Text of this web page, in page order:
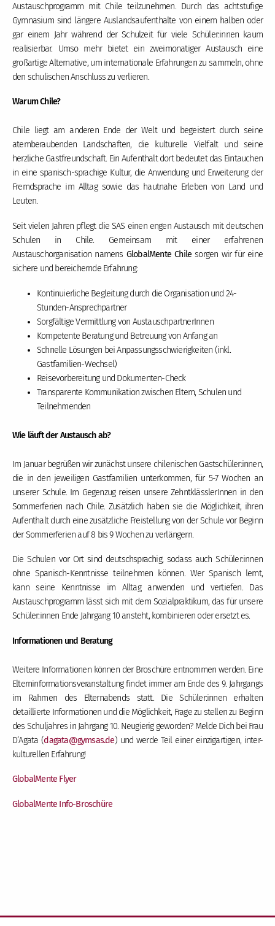
Austauschprogramm mit Chile teilzunehmen. Durch das achtstufige
Gymnasium sind längere Auslandsaufenthalte von einem halben oder
gar einem Jahr während der Schulzeit für viele Schüler:innen kaum
realisierbar. Umso mehr bietet ein zweimonatiger Austausch eine
großartige Alternative, um internationale Erfahrungen zu sammeln, ohne
den schulischen Anschluss zu verlieren.
Warum Chile?
Chile liegt am anderen Ende der Welt und begeistert durch seine
atemberaubenden Landschaften, die kulturelle Vielfalt und seine
herzliche Gastfreundschaft. Ein Aufenthalt dort bedeutet das Eintauchen
in eine spanisch-sprachige Kultur, die Anwendung und Erweiterung der
Fremdsprache im Alltag sowie das hautnahe Erleben von Land und
Leuten.
Seit vielen Jahren pflegt die SAS einen engen Austausch mit deutschen
Schulen in Chile. Gemeinsam mit einer erfahrenen
Austauschorganisation namens GlobalMente Chile sorgen wir für eine
sichere und bereichernde Erfahrung:
Kontinuierliche Begleitung durch die Organisation und 24-
Stunden-Ansprechpartner
Sorgfältige Vermittlung von AustauschpartnerInnen
Kompetente Beratung und Betreuung von Anfang an
Schnelle Lösungen bei Anpassungsschwierigkeiten (inkl.
Gastfamilien-Wechsel)
Reisevorbereitung und Dokumenten-Check
Transparente Kommunikation zwischen Eltern, Schulen und
Teilnehmenden
Wie läuft der Austausch ab?
Im Januar begrüßen wir zunächst unsere chilenischen Gastschüler:innen,
die in den jeweiligen Gastfamilien unterkommen, für 5-7 Wochen an
unserer Schule. Im Gegenzug reisen unsere ZehntklässlerInnen in den
Sommerferien nach Chile. Zusätzlich haben sie die Möglichkeit, ihren
Aufenthalt durch eine zusätzliche Freistellung von der Schule vor Beginn
der Sommerferien auf 8 bis 9 Wochen zu verlängern.
Die Schulen vor Ort sind deutschsprachig, sodass auch Schüler:innen
ohne Spanisch-Kenntnisse teilnehmen können. Wer Spanisch lernt,
kann seine Kenntnisse im Alltag anwenden und vertiefen. Das
Austauschprogramm lässt sich mit dem Sozialpraktikum, das für unsere
Schüler:innen Ende Jahrgang 10 ansteht, kombinieren oder ersetzt es.
Informationen und Beratung
Weitere Informationen können der Broschüre entnommen werden. Eine
Elterninformationsveranstaltung findet immer am Ende des 9. Jahrgangs
im Rahmen des Elternabends statt. Die Schüler:innen erhalten
detaillierte Informationen und die Möglichkeit, Frage zu stellen zu Beginn
des Schuljahres in Jahrgang 10. Neugierig geworden? Melde Dich bei Frau
D’Agata (dagata@gymsas.de) und werde Teil einer einzigartigen, inter-
kulturellen Erfahrung!
GlobalMente Flyer
GlobalMente Info-Broschüre